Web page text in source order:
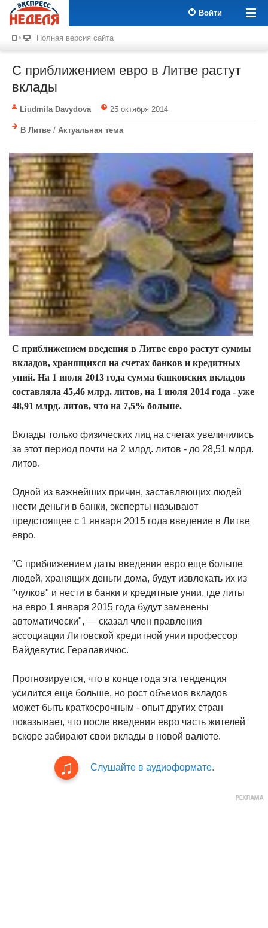
Войти
Полная версия сайта
С приближением евро в Литве растут
вклады
Liudmila Davydova 25 октября 2014
В Литве / Актуальная тема
С приближением введения в Литве евро растут суммы
вкладов, хранящихся на счетах банков и кредитных
уний. На 1 июля 2013 года сумма банковских вкладов
составляла 45,46 млрд. литов, на 1 июля 2014 года - уже
48,91 млрд. литов, что на 7,5% больше.
Вклады только физических лиц на счетах увеличились
за этот период почти на 2 млрд. литов - до 28,51 млрд.
литов.
Одной из важнейших причин, заставляющих людей
нести деньги в банки, эксперты называют
предстоящее с 1 января 2015 года введение в Литве
евро.
"С приближением даты введения евро еще больше
людей, хранящих деньги дома, будут извлекать их из
"чулков" и нести в банки и кредитные унии, где литы
на евро 1 января 2015 года будут заменены
автоматически", — сказал член правления
ассоциации Литовской кредитной унии профессор
Вайдевутис Гералавичюс.
Прогнозируется, что в конце года эта тенденция
усилится еще больше, но рост объемов вкладов
может быть краткосрочным - опыт других стран
показывает, что после введения евро часть жителей
вскоре забирают свои вклады в новой валюте.
Слушайте в аудиоформате.